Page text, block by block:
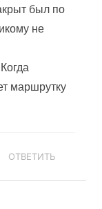
был по
не
маршрутку
ОТВЕТИТЬ